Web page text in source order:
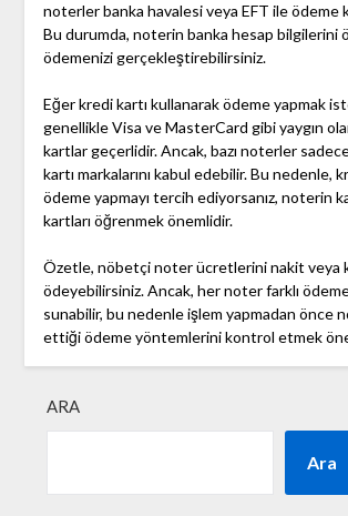
noterler banka havalesi veya EFT ile ödeme
Bu durumda, noterin banka hesap bilgilerini
ödemenizi gerçekleştirebilirsiniz.
Eğer kredi kartı kullanarak ödeme yapmak
genellikle Visa ve MasterCard gibi yaygın
kartlar geçerlidir. Ancak, bazı noterler
kartı markalarını kabul edebilir. Bu nedenle,
ödeme yapmayı tercih ediyorsanız, noterin
kartları öğrenmek önemlidir.
Özetle, nöbetçi noter ücretlerini nakit veya
ödeyebilirsiniz. Ancak, her noter farklı
sunabilir, bu nedenle işlem yapmadan önce
ettiği ödeme yöntemlerini kontrol etmek
ARA
Ara